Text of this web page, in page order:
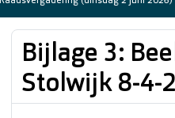
Bijlage 3:
Stolwijk 8-4-